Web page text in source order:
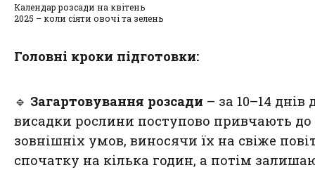
Календар розсади на квітень
2025 – коли сіяти овочі та зелень
Головні кроки підготовки:
🔹 Загартовування розсади – за 10–14 днів
висадки рослини поступово привчають до
зовнішніх умов, виносячи їх на свіже
спочатку на кілька годин, а потім